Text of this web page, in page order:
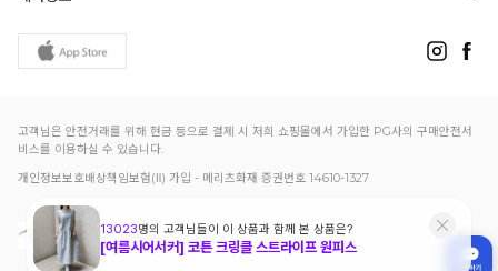
고객님은 안전거래를 위해 현금 등으로 결제 시 저희 쇼핑몰에서 가입한 PG사의 구매안전서
비스를 이용하실 수 있습니다.
개인정보보호배상책임보험(Ⅱ) 가입 - 메리츠화재 증권번호 14610-1327